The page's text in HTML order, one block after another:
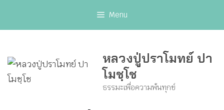
Menu
หลวงปู่ปราโมทย์ ปา
โมชฺโช
ธรรมะเพื่อความพ้นทุกข์